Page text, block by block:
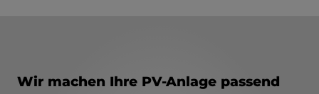
Wir machen Ihre PV-Anlage passend